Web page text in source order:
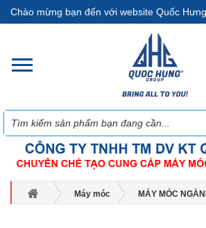
Chào mừng bạn đến với website Quốc
Máy móc MÁY MÓC